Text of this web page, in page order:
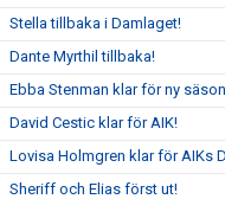
Stella tillbaka i Damlaget!
Dante Myrthil tillbaka!
Ebba Stenman klar för ny
David Cestic klar för AIK!
Lovisa Holmgren klar för AIKs
Sheriff och Elias först ut!